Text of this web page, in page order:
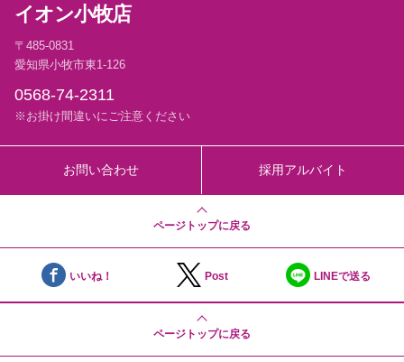
イオン小牧店
〒485-0831
愛知県小牧市東1-126
0568-74-2311
※お掛け間違いにご注意ください
お問い合わせ 採用アルバイト
ページトップに戻る
いいね！ Post LINEで送る
ページトップに戻る